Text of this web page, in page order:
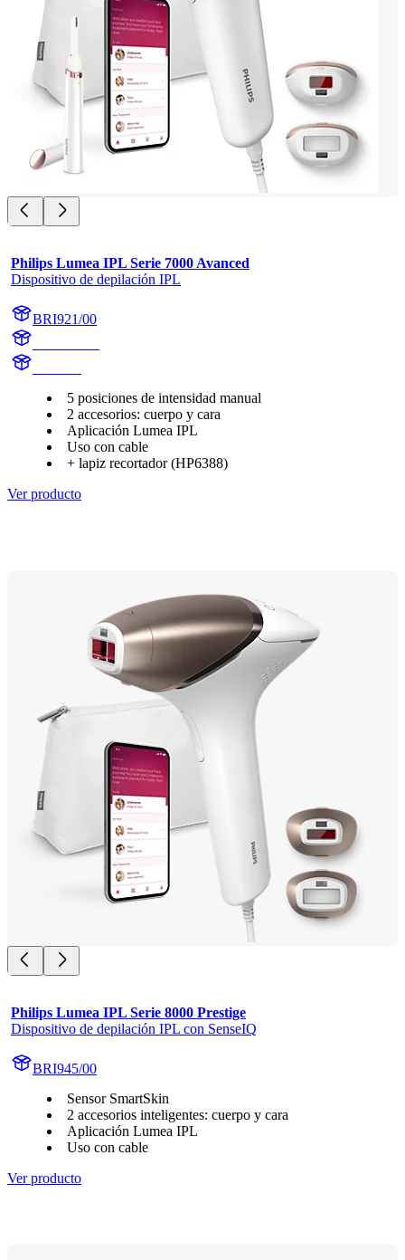
Philips Lumea IPL Serie 7000 Avanced
Dispositivo de depilación IPL
BRI921/00
5 posiciones de intensidad manual
2 accesorios: cuerpo y cara
Aplicación Lumea IPL
Uso con cable
+ lapiz recortador (HP6388)
Ver producto
Philips Lumea IPL Serie 8000 Prestige
Dispositivo de depilación IPL con SenseIQ
BRI945/00
Sensor SmartSkin
2 accesorios inteligentes: cuerpo y cara
Aplicación Lumea IPL
Uso con cable
Ver producto